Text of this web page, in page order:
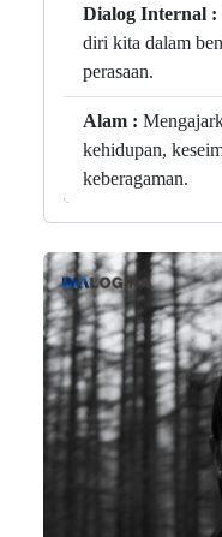
Dialog Internal :
diri kita dalam
perasaan.
Alam :
kehidupan,
keberagaman.